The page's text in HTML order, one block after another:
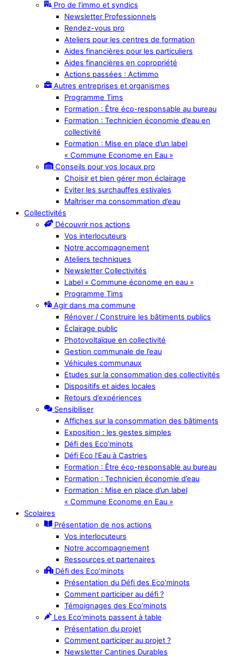
Pro de l’immo et syndics
Newsletter Professionnels
Rendez-vous pro
Ateliers pour les centres de formation
Aides financières pour les particuliers
Aides financières en copropriété
Actions passées : Actimmo
Autres entreprises et organismes
Programme Tims
Formation : Être éco-responsable au bureau
Formation : Technicien économie d’eau en
collectivité
Formation : Mise en place d’un label
« Commune Econome en Eau »
Conseils pour vos locaux pro
Choisir et bien gérer mon éclairage
Eviter les surchauffes estivales
Maîtriser ma consommation d’eau
Collectivités
Découvrir nos actions
Vos interlocuteurs
Notre accompagnement
Ateliers techniques
Newsletter Collectivités
Label « Commune économe en eau »
Programme Tims
Agir dans ma commune
Rénover / Construire les bâtiments publics
Éclairage public
Photovoltaïque en collectivité
Gestion communale de l’eau
Véhicules communaux
Etudes sur la consommation des collectivités
Dispositifs et aides locales
Retours d’expériences
Sensibiliser
Affiches sur la consommation des bâtiments
Exposition : les gestes simples
Défi des Eco’minots
Défi Eco l’Eau à Castries
Formation : Être éco-responsable au bureau
Formation : Technicien économie d’eau
Formation : Mise en place d’un label
« Commune Econome en Eau »
Scolaires
Présentation de nos actions
Vos interlocuteurs
Notre accompagnement
Ressources et partenaires
Défi des Eco’minots
Présentation du Défi des Eco’minots
Comment participer au défi ?
Témoignages des Eco’minots
Les Eco’minots passent à table
Présentation du projet
Comment participer au projet ?
Newsletter Cantines Durables